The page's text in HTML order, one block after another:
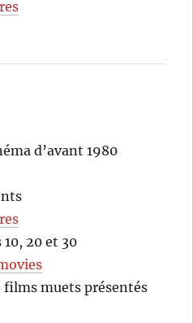
d’avant 1980
20 et 30
films muets présentés